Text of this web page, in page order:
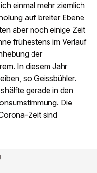
einmal mehr ziemlich
auf breiter Ebene
aber noch einige Zeit
frühestens im Verlauf
der
In diesem Jahr
so Geissbühler.
gerade in den
Die
Zeit sind